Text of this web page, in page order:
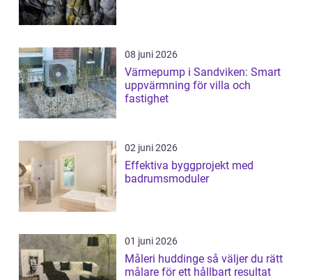
08 juni 2026
Värmepump i Sandviken: Smart
uppvärmning för villa och
fastighet
02 juni 2026
Effektiva byggprojekt med
badrumsmoduler
01 juni 2026
Måleri huddinge så väljer du rätt
målare för ett hållbart resultat